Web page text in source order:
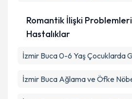
Romantik İlişki
Hastalıklar
İzmir Buca 0-6 Yaş Çocuklarda
İzmir Buca Ağlama ve Öfke